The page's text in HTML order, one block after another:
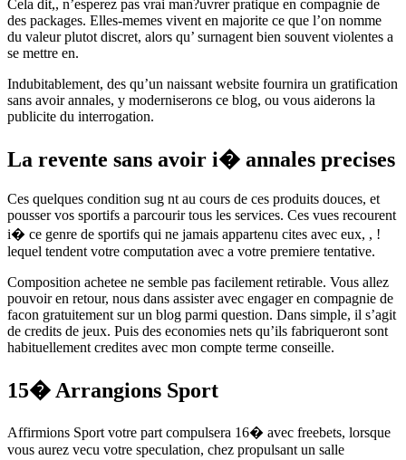
Cela dit,, n’esperez pas vrai man?uvrer pratique en compagnie de
des packages. Elles-memes vivent en majorite ce que l’on nomme
du valeur plutot discret, alors qu’ surnagent bien souvent violentes a
se mettre en.
Indubitablement, des qu’un naissant website fournira un gratification
sans avoir annales, y moderniserons ce blog, ou vous aiderons la
publicite du interrogation.
La revente sans avoir i� annales precises
Ces quelques condition sug nt au cours de ces produits douces, et
pousser vos sportifs a parcourir tous les services. Ces vues recourent
i� ce genre de sportifs qui ne jamais appartenu cites avec eux, , !
lequel tendent votre computation avec a votre premiere tentative.
Composition achetee ne semble pas facilement retirable. Vous allez
pouvoir en retour, nous dans assister avec engager en compagnie de
facon gratuitement sur un blog parmi question. Dans simple, il s’agit
de credits de jeux. Puis des economies nets qu’ils fabriqueront sont
habituellement credites avec mon compte terme conseille.
15� Arrangions Sport
Affirmions Sport votre part compulsera 16� avec freebets, lorsque
vous aurez vecu votre speculation, chez propulsant un salle